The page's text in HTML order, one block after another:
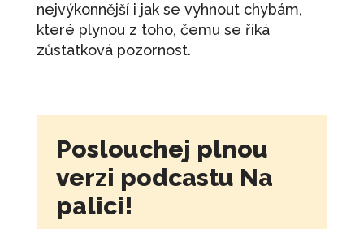
nejvýkonnější i jak se vyhnout chybám,
které plynou z toho, čemu se říká
zůstatková pozornost.
Poslouchej plnou
verzi podcastu Na
palici!